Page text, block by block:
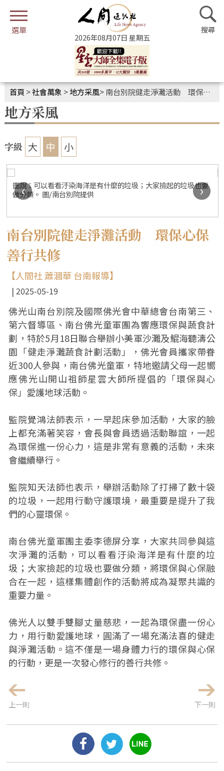
2026年08月07日 星期五
首頁 >社會萬象 >地方采風>南台別院健走淨灘活動 環保心保善行共修
地方采風
字級 大 中 小
圖說：可以看看汙染海洋是有什麼的垃圾；大家撿起的垃圾也要
做分類。 圖/南台別院提供
‹ ›
南台別院健走淨灘活動 環保心保
善行共修
【人間社 蕭漍華 台南報導】
2025-05-19
佛光山南台別院及國際佛光會中華總會台南第三、
第六督導區、南台佛光童軍團為響應環保與蔬食計
劃，特於5月18日聯合舉辦小美軍沙灘及鯤海聽濤公
園「健走淨灘蔬食計劃活動」，佛光會員攜家帶眷
近300人參與，南台佛光童軍，特地邀請父母一起嚮
應佛光山開山祖師星雲大師所提倡的「環保與心
保」愛護地球活動。
監院覺鴻法師表示，一早起床參加活動，大家的臉
上都充滿著笑容，會長與會員透過活動聯誼，一起
為環保進一份心力，這是非常有意義的活動，未來
會繼續舉行。
監院知天法師也表示，舉辦活動除了打掃了數十袋
的垃圾，一起用行動守護環境，最重要是提升了我
們的心靈環保。
南台佛光童軍團主委李德屏分享，大家共同參與這
次淨灘的活動，可以看看汙染海洋是有什麼的垃
圾；大家撿起的垃圾也要做分類，將環保與心保融
合在一起，這樣集體創作的活動將成為凝聚共識的
重要力量。
佛光人以雙手雙腳丈量慈悲，一起為環保盡一份心
力，用行動愛護地球，圓滿了一場充滿法喜的健走
與淨灘活動。這不僅是一場身體力行的環保與心保
的行動，更是一次發心修行的善行共修。
上一則 下一則